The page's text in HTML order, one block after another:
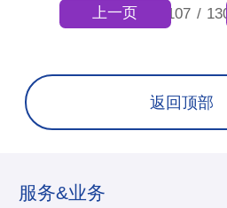
107 / 130
上一页
返回顶部
服务&业务